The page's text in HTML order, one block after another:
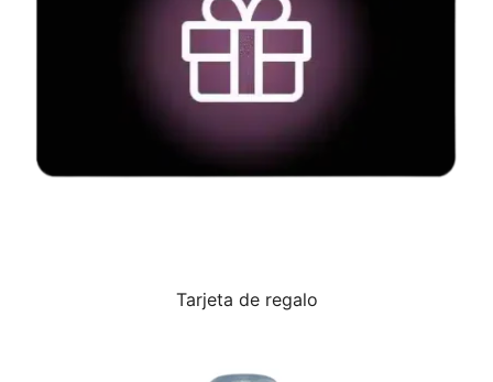
Tarjeta de regalo